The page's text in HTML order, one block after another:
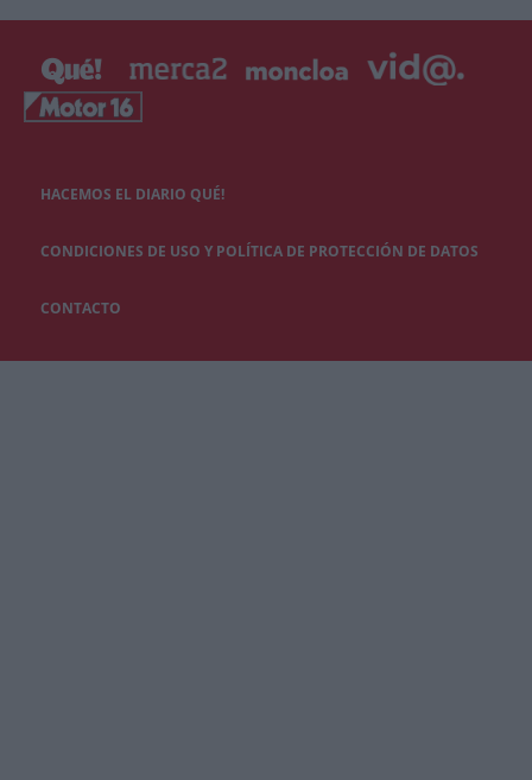
HACEMOS EL DIARIO QUÉ!
CONDICIONES DE USO Y POLÍTICA DE PROTECCIÓN DE DATOS
CONTACTO